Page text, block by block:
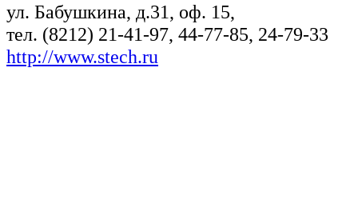
ул. Бабушкина, д.31, оф. 15,
тел. (8212) 21-41-97, 44-77-85, 24-79-33
http://www.stech.ru